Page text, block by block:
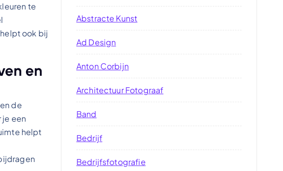
te
ook bij
en
de
een
helpt
Abstracte Kunst
Ad Design
Anton Corbijn
Architectuur Fotograaf
Band
Bedrijf
Bedrijfsfotografie